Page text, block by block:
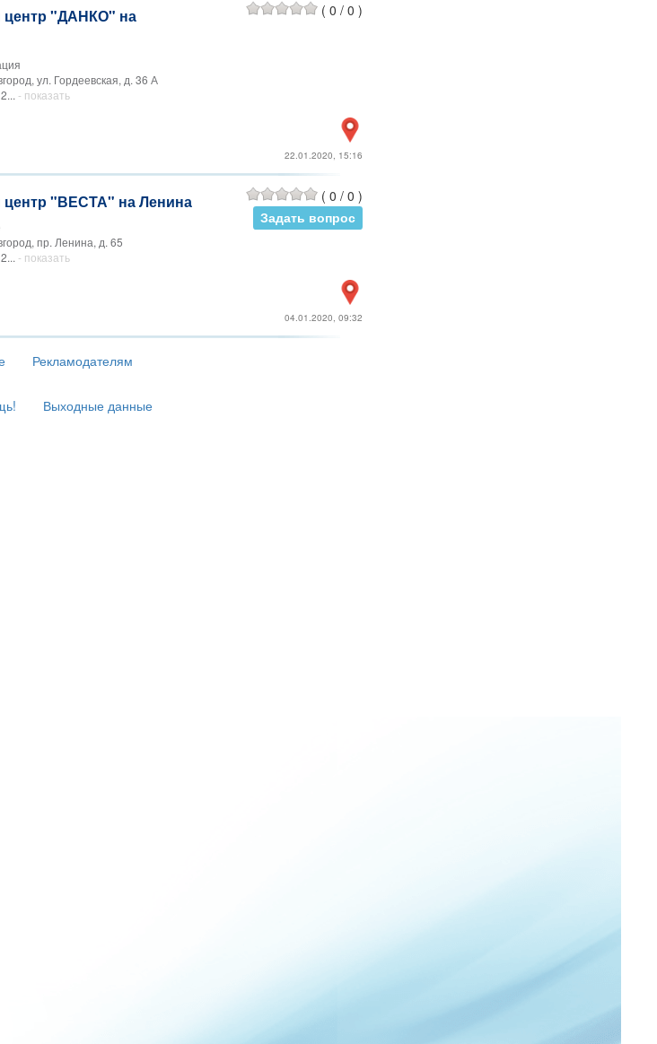
центр "ДАНКО" на
ул. Гордеевская, д. 36 А
- показать
( 0 / 0 )
22.01.2020, 15:16
центр "ВЕСТА" на Ленина
пр. Ленина, д. 65
- показать
( 0 / 0 )
Задать вопрос
04.01.2020, 09:32
Рекламодателям
Выходные данные